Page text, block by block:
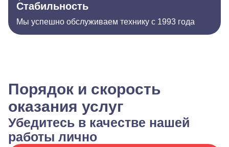
Стабильность
Мы успешно обслуживаем технику с 1993 года
Порядок и скорость
оказания услуг
Убедитесь в качестве нашей
работы лично